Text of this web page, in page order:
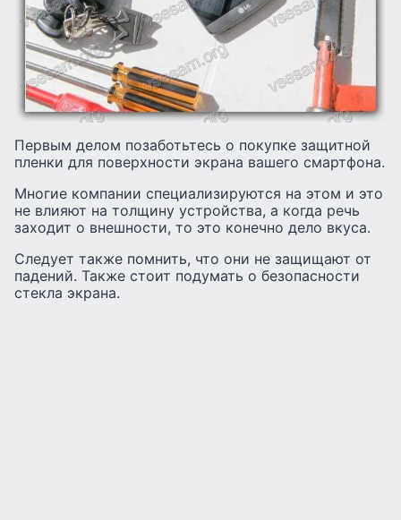
Первым делом позаботьтесь о покупке защитной
пленки для поверхности экрана вашего смартфона.
Многие компании специализируются на этом и это
не влияют на толщину устройства, а когда речь
заходит о внешности, то это конечно дело вкуса.
Следует также помнить, что они не защищают от
падений. Также стоит подумать о безопасности
стекла экрана.